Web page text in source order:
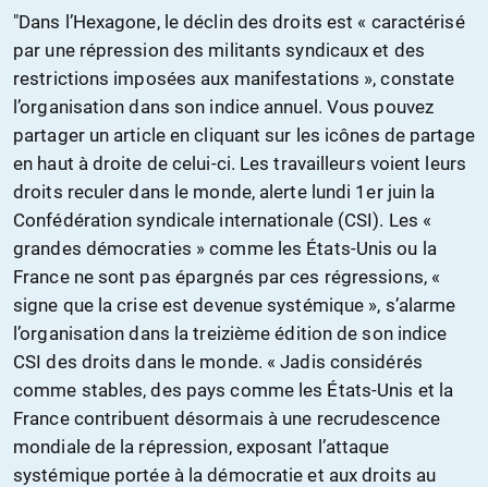
"Dans l’Hexagone, le déclin des droits est « caractérisé
par une répression des militants syndicaux et des
restrictions imposées aux manifestations », constate
l’organisation dans son indice annuel. Vous pouvez
partager un article en cliquant sur les icônes de partage
en haut à droite de celui-ci. Les travailleurs voient leurs
droits reculer dans le monde, alerte lundi 1er juin la
Confédération syndicale internationale (CSI). Les «
grandes démocraties » comme les États-Unis ou la
France ne sont pas épargnés par ces régressions, «
signe que la crise est devenue systémique », s’alarme
l’organisation dans la treizième édition de son indice
CSI des droits dans le monde. « Jadis considérés
comme stables, des pays comme les États-Unis et la
France contribuent désormais à une recrudescence
mondiale de la répression, exposant l’attaque
systémique portée à la démocratie et aux droits au